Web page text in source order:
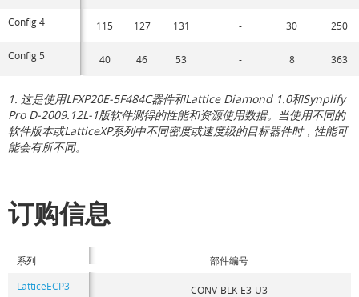
Config 4 115 127 131 - 30 250
Config 5 40 46 53 - 8 363
1. 这是使用LFXP20E-5F484C器件和Lattice Diamond 1.0和Synplify
Pro D-2009.12L-1版软件测得的性能和资源使用数据。当使用不同的
软件版本或LatticeXP系列中不同密度或速度级的目标器件时，性能可
能会有所不同。
订购信息
系列
部件编号
LatticeECP3
CONV-BLK-E3-U3